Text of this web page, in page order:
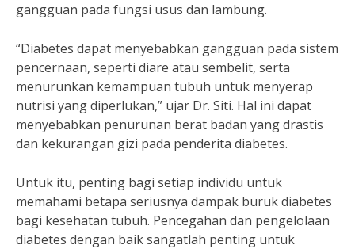
gangguan pada fungsi usus dan lambung.
“Diabetes dapat menyebabkan gangguan pada sistem
pencernaan, seperti diare atau sembelit, serta
menurunkan kemampuan tubuh untuk menyerap
nutrisi yang diperlukan,” ujar Dr. Siti. Hal ini dapat
menyebabkan penurunan berat badan yang drastis
dan kekurangan gizi pada penderita diabetes.
Untuk itu, penting bagi setiap individu untuk
memahami betapa seriusnya dampak buruk diabetes
bagi kesehatan tubuh. Pencegahan dan pengelolaan
diabetes dengan baik sangatlah penting untuk